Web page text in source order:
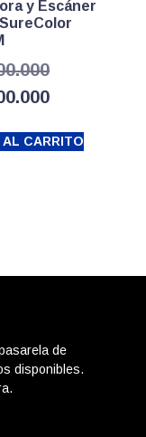
y Escáner
El
precio
era:
El
actual
AL CARRITO
de
disponibles.